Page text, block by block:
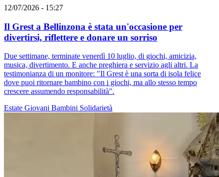
12/07/2026 - 15:27
Il Grest a Bellinzona è stata un'occasione per
divertirsi, riflettere e donare un sorriso
Due settimane, terminate venerdì 10 luglio, di giochi, amicizia,
musica, divertimento. E anche preghiera e servizio agli altri. La
testimonianza di un monitore: "Il Grest è una sorta di isola felice
dove puoi ritornare bambino con i giochi, ma allo stesso tempo
crescere assumendo responsabilità".
Estate Giovani Bambini Solidarietà